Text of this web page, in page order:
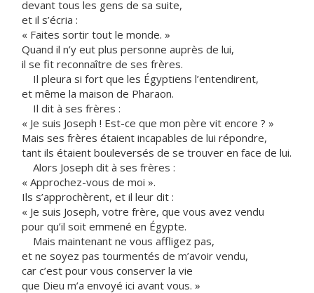
devant tous les gens de sa suite,
et il s’écria :
« Faites sortir tout le monde. »
Quand il n’y eut plus personne auprès de lui,
il se fit reconnaître de ses frères.
Il pleura si fort que les Égyptiens l’entendirent,
et même la maison de Pharaon.
Il dit à ses frères :
« Je suis Joseph ! Est-ce que mon père vit encore ? »
Mais ses frères étaient incapables de lui répondre,
tant ils étaient bouleversés de se trouver en face de lui.
Alors Joseph dit à ses frères :
« Approchez-vous de moi ».
Ils s’approchèrent, et il leur dit :
« Je suis Joseph, votre frère, que vous avez vendu
pour qu’il soit emmené en Égypte.
Mais maintenant ne vous affligez pas,
et ne soyez pas tourmentés de m’avoir vendu,
car c’est pour vous conserver la vie
que Dieu m’a envoyé ici avant vous. »